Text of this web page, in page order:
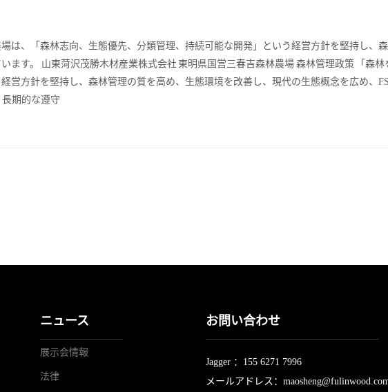
は、「森林志向、生態優先、分類管理、持続可能な開発」という経営方針を堅持し、
ます。 山東菏沢茂勝木材産業株式会社 東明県国営三春吉森林農場 森林管理政策 「森林
営方針を堅持し、森林管理の質を高め、生態環境を改善し、現代の生態概念を広め、
期的な遵守
ニュース
展示会情報
法律
お問い合わせ
Jagger ：155 6271 7996
メールアドレス：